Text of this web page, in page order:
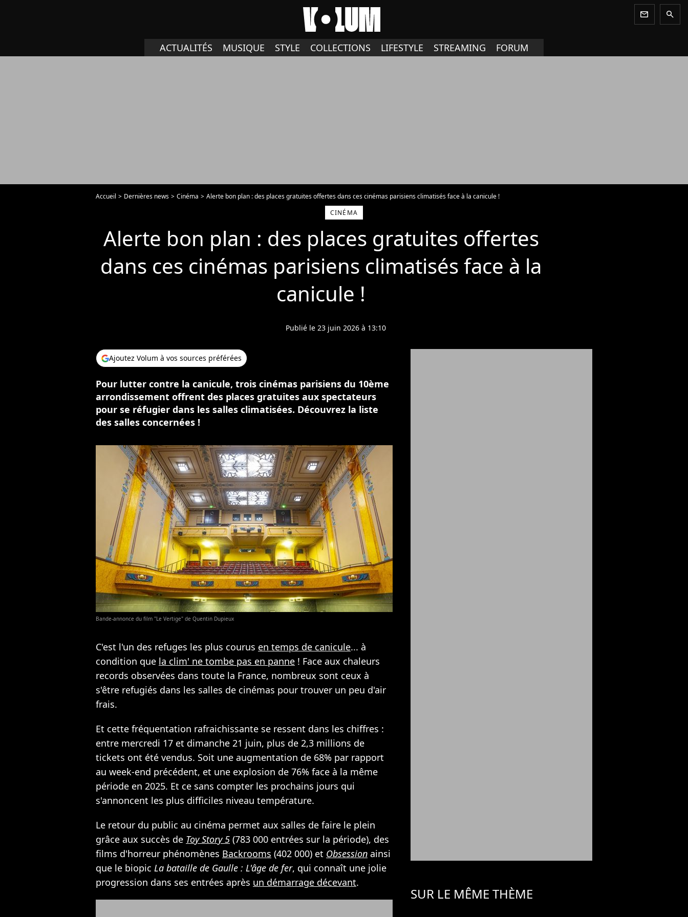
newsletter search
ACTUALITÉS MUSIQUE STYLE COLLECTIONS LIFESTYLE STREAMING FORUM
Accueil Dernières news Cinéma
Alerte bon plan : des places gratuites offertes dans ces cinémas parisiens climatisés face à la canicule !
CINÉMA
Alerte bon plan : des places gratuites offertes
dans ces cinémas parisiens climatisés face à la
canicule !
Publié le 23 juin 2026 à 13:10
Ajoutez Volum à vos sources préférées
Pour lutter contre la canicule, trois cinémas parisiens du 10ème
arrondissement offrent des places gratuites aux spectateurs
pour se réfugier dans les salles climatisées. Découvrez la liste
des salles concernées !
Bande-annonce du film "Le Vertige" de Quentin Dupieux
C'est l'un des refuges les plus courus en temps de canicule... à
condition que la clim' ne tombe pas en panne ! Face aux chaleurs
records observées dans toute la France, nombreux sont ceux à
s'être refugiés dans les salles de cinémas pour trouver un peu d'air
frais.
Et cette fréquentation rafraichissante se ressent dans les chiffres :
entre mercredi 17 et dimanche 21 juin, plus de 2,3 millions de
tickets ont été vendus. Soit une augmentation de 68% par rapport
au week-end précédent, et une explosion de 76% face à la même
période en 2025. Et ce sans compter les prochains jours qui
s'annoncent les plus difficiles niveau température.
Le retour du public au cinéma permet aux salles de faire le plein
grâce aux succès de Toy Story 5 (783 000 entrées sur la période), des
films d'horreur phénomènes Backrooms (402 000) et Obsession ainsi
que le biopic La bataille de Gaulle : L'âge de fer, qui connaît une jolie
progression dans ses entrées après un démarrage décevant.
SUR LE MÊME THÈME